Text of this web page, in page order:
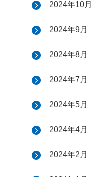
2024年10月
2024年9月
2024年8月
2024年7月
2024年5月
2024年4月
2024年2月